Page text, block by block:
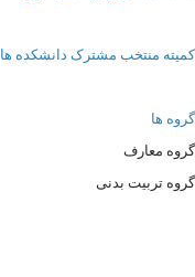
کمیته منتخب مشترک دانشکده ها
گروه ها
گروه معارف
گروه تربیت بدنی